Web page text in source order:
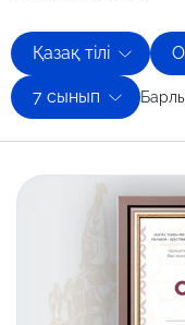
Қазақ тілі
7 сынып